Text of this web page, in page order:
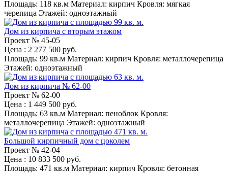
Площадь: 118 кв.м Материал: кирпич Кровля: мягкая
черепица Этажей: одноэтажный
Дом из кирпича с вторым этажом
Проект № 45-05
Цена : 2 277 500 руб.
Площадь: 99 кв.м Материал: кирпич Кровля: металлочерепица
Этажей: одноэтажный
Дом из кирпича № 62-00
Проект № 62-00
Цена : 1 449 500 руб.
Площадь: 63 кв.м Материал: пеноблок Кровля:
металлочерепица Этажей: одноэтажный
Большой кирпичный дом с цоколем
Проект № 42-04
Цена : 10 833 500 руб.
Площадь: 471 кв.м Материал: кирпич Кровля: бетонная